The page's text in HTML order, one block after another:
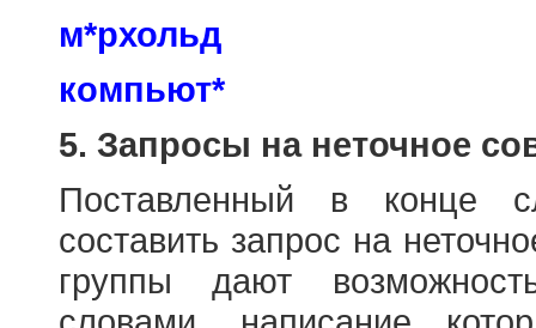
м*рхольд
компьют*
5. Запросы на неточное
Поставленный в конце
составить запрос на
группы дают